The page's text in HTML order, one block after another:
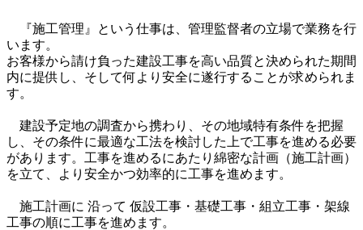
『施工管理』という仕事は、管理監督者の立場で業務を行
います。
お客様から請け負った建設工事を高い品質と決められた期間
内に提供し、そして何より安全に遂行することが求められま
す。
建設予定地の調査から携わり、その地域特有条件を把握
し、その条件に最適な工法を検討した上で工事を進める必要
があります。工事を進めるにあたり綿密な計画（施工計画）
を立て、より安全かつ効率的に工事を進めます。
施工計画に 沿って 仮設工事・基礎工事・組立工事・架線
工事の順に工事を進めます。